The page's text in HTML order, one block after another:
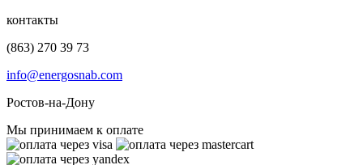
контакты
(863) 270 39 73
info@energosnab.com
Ростов-на-Дону
Мы принимаем к оплате